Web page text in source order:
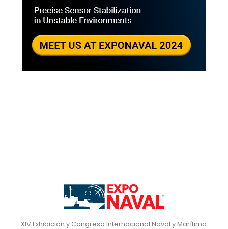
XIV Exhibición y Congreso Internacional Naval y Marítima